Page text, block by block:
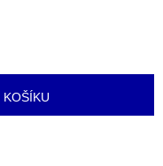
KOŠÍKU